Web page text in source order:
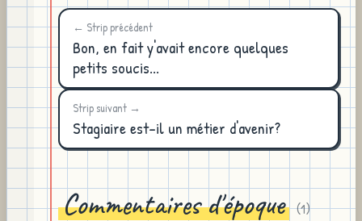
← Strip précédent
Bon, en fait y'avait encore quelques
petits soucis...
Strip suivant →
Stagiaire est-il un métier d'avenir?
Commentaires d'époque (1)